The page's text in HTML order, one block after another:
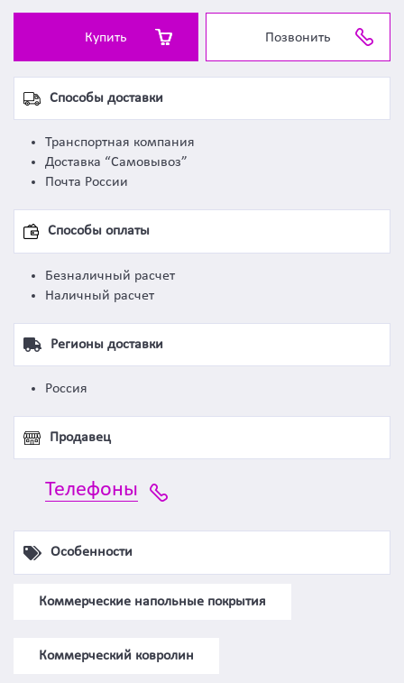
Купить Позвонить
Способы доставки
Транспортная компания
Доставка “Самовывоз”
Почта России
Способы оплаты
Безналичный расчет
Наличный расчет
Регионы доставки
Россия
Продавец
Телефоны
Особенности
Коммерческие напольные покрытия
Коммерческий ковролин